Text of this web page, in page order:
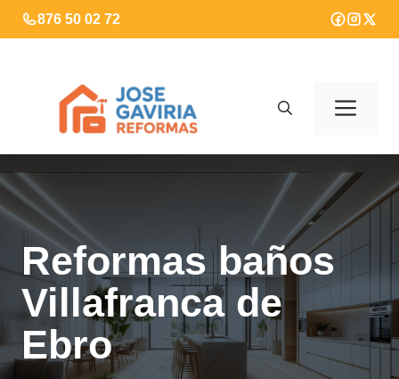
Saltar
al
876 50 02 72
Reformas baños
Villafranca de
Ebro